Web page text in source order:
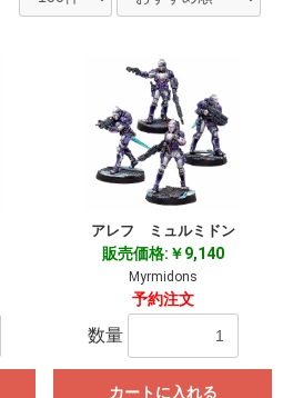
アレフ ミュルミドン
販売価格:￥9,140
Myrmidons
予約注文
数量
カートに入れる